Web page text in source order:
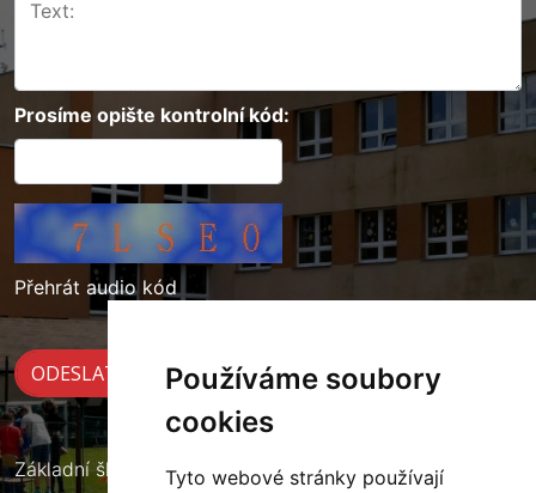
Používáme soubory
cookies
Tyto webové stránky používají
Prosíme opište kontrolní kód:
Přehrát audio kód
Základní škola Cerekvice nad Loučnou